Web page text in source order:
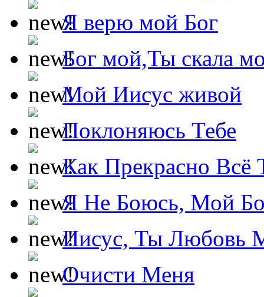
Я верю мой Бог
Бог мой,Ты скала
Мой Иисус живой
Поклоняюсь Тебе
Как Прекрасно Всё
Я Не Боюсь, Мой
Иисус, Ты Любовь
Очисти Меня